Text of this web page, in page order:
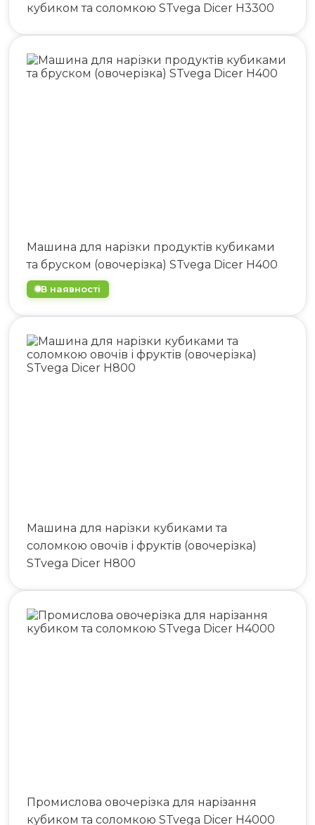
кубиком та соломкою STvega Dicer H3300
Машина для нарізки продуктів кубиками
та бруском (овочерізка) STvega Dicer H400
В наявності
Машина для нарізки кубиками та
соломкою овочів і фруктів (овочерізка)
STvega Dicer H800
Промислова овочерізка для нарізання
кубиком та соломкою STvega Dicer H4000